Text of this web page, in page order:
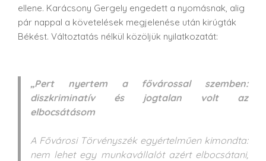
ellene. Karácsony Gergely engedett a nyomásnak, alig
pár nappal a követelések megjelenése után kirúgták
Békést. Változtatás nélkül közöljük nyilatkozatát:
„Pert nyertem a fővárossal szemben:
diszkriminatív és jogtalan volt az
elbocsátásom
A Fővárosi Törvényszék egyértelműen kimondta:
nem lehet egy munkavállalót azért elbocsátani,